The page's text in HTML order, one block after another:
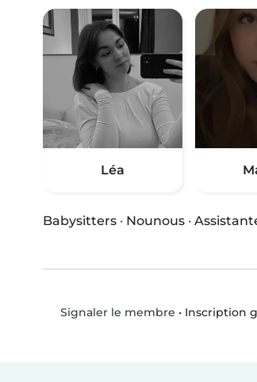
Léa
Babysitters · Nounous ·
Signaler le membre • Inscription